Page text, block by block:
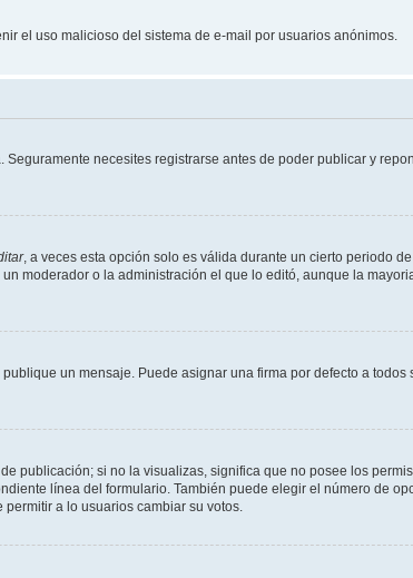
el uso malicioso del sistema de e-mail por usuarios anónimos.
necesites registrarse antes de poder publicar y
, a veces esta opción solo es válida durante un cierto periodo
moderador o la administración el que lo editó, aunque la
un mensaje. Puede asignar una firma por defecto a todos
publicación; si no la visualizas, significa que no posee los
línea del formulario. También puede elegir el número de
a lo usuarios cambiar su votos.